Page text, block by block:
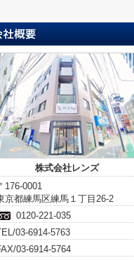
株式会社レンズ
176-0001
京都練馬区練馬１丁目26-2
0120-221-035
03-6914-5763
03-6914-5764